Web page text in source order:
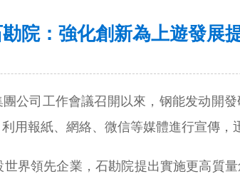
院：強化創新為上遊發展
公司工作會議召開以來，钢能发动開
用報紙、網絡、微信等媒體進行宣傳，
界領先企業，石勘院提出實施更高質